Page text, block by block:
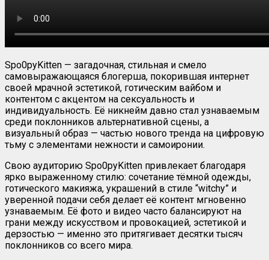
Spo0pyKitten — загадочная, стильная и смело
самовыражающаяся блогерша, покорившая интернет
своей мрачной эстетикой, готическим вайбом и
контентом с акцентом на сексуальность и
индивидуальность. Её никнейм давно стал узнаваемым
среди поклонников альтернативной сцены, а
визуальный образ — частью нового тренда на цифровую
тьму с элементами нежности и самоиронии.
Свою аудиторию Spo0pyKitten привлекает благодаря
ярко выраженному стилю: сочетание тёмной одежды,
готического макияжа, украшений в стиле “witchy” и
уверенной подачи себя делает её контент мгновенно
узнаваемым. Её фото и видео часто балансируют на
грани между искусством и провокацией, эстетикой и
дерзостью — именно это притягивает десятки тысяч
поклонников со всего мира.